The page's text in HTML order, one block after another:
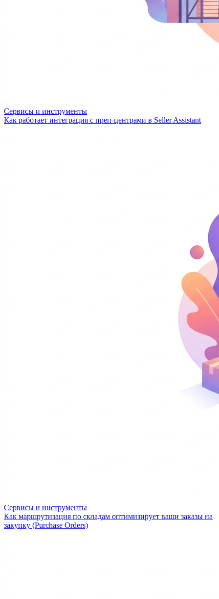
Сервисы и инструменты
Как работает интеграция с преп-центрами в Seller Assistant
Сервисы и инструменты
Как маршрутизация по складам оптимизирует ваши заказы на
закупку (Purchase Orders)